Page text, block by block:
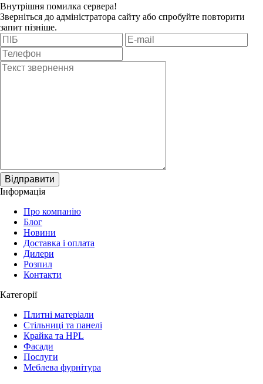
Внутрішня помилка сервера!
Зверніться до адміністратора сайту або спробуйте повторити
запит пізніше.
Відправити
Інформація
Про компанію
Блог
Новини
Доставка і оплата
Дилери
Розпил
Контакти
Категорії
Плитні матеріали
Стільниці та панелі
Крайка та HPL
Фасади
Послуги
Меблева фурнітура